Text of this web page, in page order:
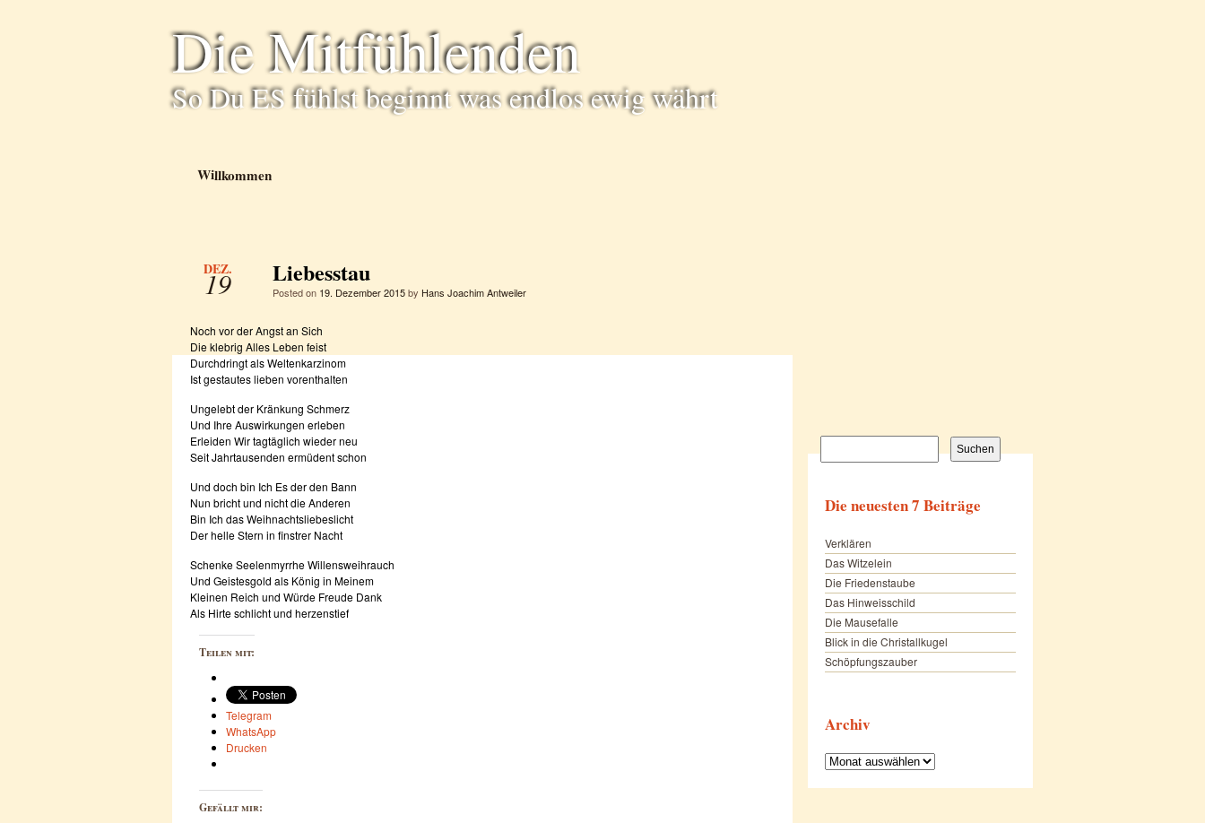
Die Mitfühlenden
So Du ES fühlst beginnt was endlos ewig währt
Willkommen
DEZ.
19 Liebesstau
Posted on 19. Dezember 2015by Hans Joachim Antweiler
Noch vor der Angst an Sich
Die klebrig Alles Leben feist
Durchdringt als Weltenkarzinom
Ist gestautes lieben vorenthalten
Ungelebt der Kränkung Schmerz
Und Ihre Auswirkungen erleben
Erleiden Wir tagtäglich wieder neu
Seit Jahrtausenden ermüdent schon
Und doch bin Ich Es der den Bann
Nun bricht und nicht die Anderen
Bin Ich das Weihnachtsliebeslicht
Der helle Stern in finstrer Nacht
Schenke Seelenmyrrhe Willensweihrauch
Und Geistesgold als König in Meinem
Kleinen Reich und Würde Freude Dank
Als Hirte schlicht und herzenstief
Teilen mit:
Telegram
WhatsApp
Drucken
Gefällt mir:
Suchen
Die neuesten 7 Beiträge
Verklären
Das Witzelein
Die Friedenstaube
Das Hinweisschild
Die Mausefalle
Blick in die Christallkugel
Schöpfungszauber
Archiv
Archiv